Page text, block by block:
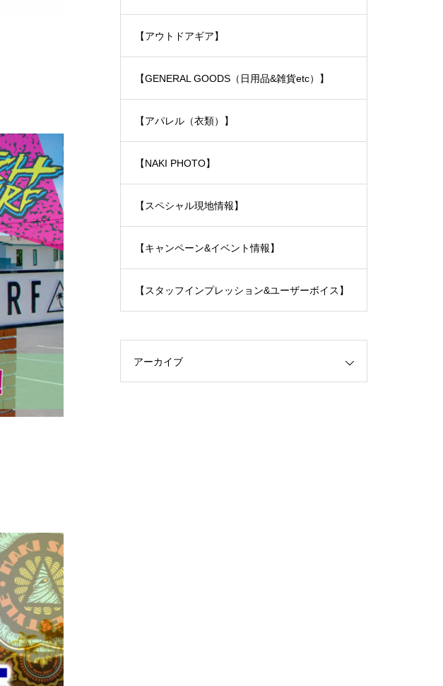
【アウトドアギア】
【GENERAL GOODS（日用品&雑貨etc）】
【アパレル（衣類）】
【NAKI PHOTO】
【スペシャル現地情報】
【キャンペーン&イベント情報】
【スタッフインプレッション&ユーザーボイス】
アーカイブ